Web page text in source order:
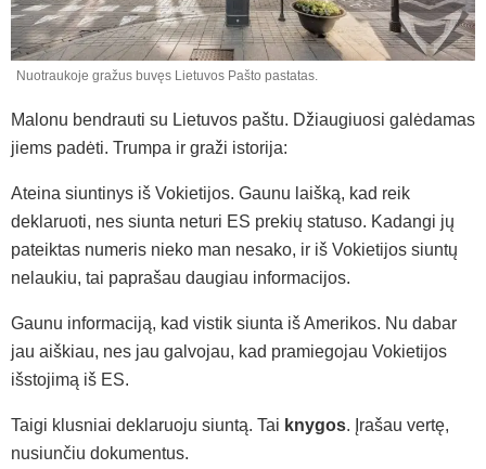
Nuotraukoje gražus buvęs Lietuvos Pašto pastatas.
Malonu bendrauti su Lietuvos paštu. Džiaugiuosi galėdamas
jiems padėti. Trumpa ir graži istorija:
Ateina siuntinys iš Vokietijos. Gaunu laišką, kad reik
deklaruoti, nes siunta neturi ES prekių statuso. Kadangi jų
pateiktas numeris nieko man nesako, ir iš Vokietijos siuntų
nelaukiu, tai paprašau daugiau informacijos.
Gaunu informaciją, kad vistik siunta iš Amerikos. Nu dabar
jau aiškiau, nes jau galvojau, kad pramiegojau Vokietijos
išstojimą iš ES.
Taigi klusniai deklaruoju siuntą. Tai knygos. Įrašau vertę,
nusiunčiu dokumentus.